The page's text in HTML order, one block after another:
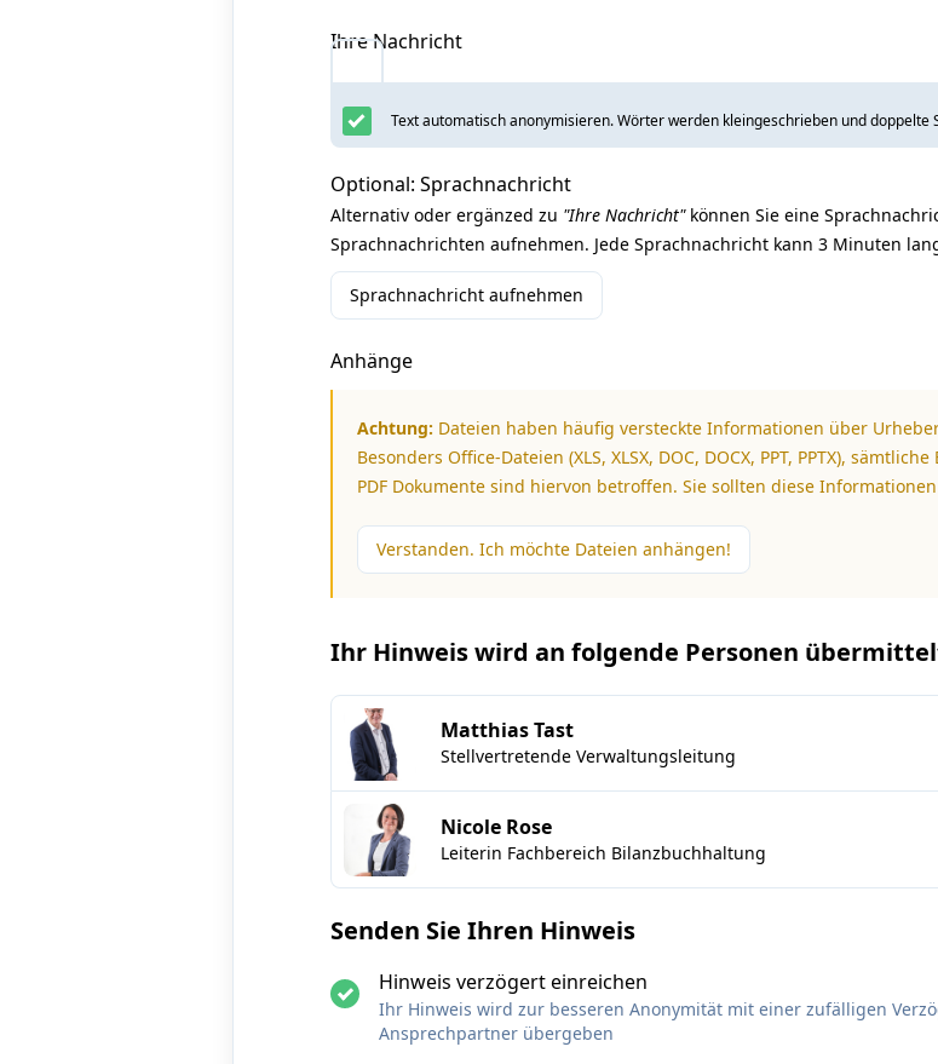
Ihre Nachricht
Text automatisch anonymisieren. Wörter werden kleingeschrieben und doppelte
Optional: Sprachnachricht
Alternativ oder ergänzed zu "Ihre Nachricht"können Sie eine
Sprachnachrichten aufnehmen. Jede Sprachnachricht kann 3 Minuten
Sprachnachricht aufnehmen
Anhänge
Achtung: Dateien haben häufig versteckte Informationen über
Besonders Office-Dateien (XLS, XLSX, DOC, DOCX, PPT, PPTX),
PDF Dokumente sind hiervon betroffen. Sie sollten diese
Verstanden. Ich möchte Dateien anhängen!
Ihr Hinweis wird an folgende Personen
Matthias Tast
Stellvertretende Verwaltungsleitung
Nicole Rose
Leiterin Fachbereich Bilanzbuchhaltung
Senden Sie Ihren Hinweis
Hinweis verzögert einreichen
Ihr Hinweis wird zur besseren Anonymität mit einer zufälligen
Ansprechpartner übergeben